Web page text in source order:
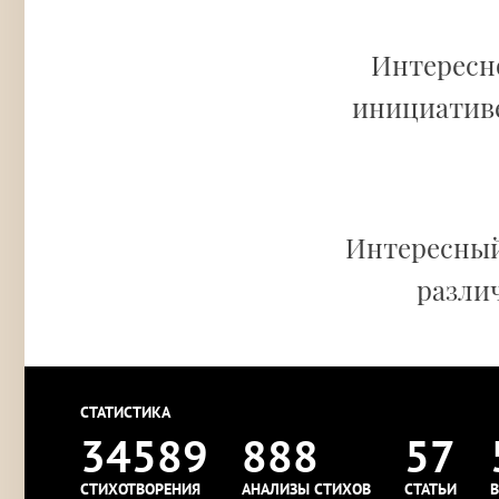
СТАТИСТИКА
34589
СТИХОТВОРЕНИЯ
888
АНАЛИЗЫ СТИХОВ
57
СТАТЬИ